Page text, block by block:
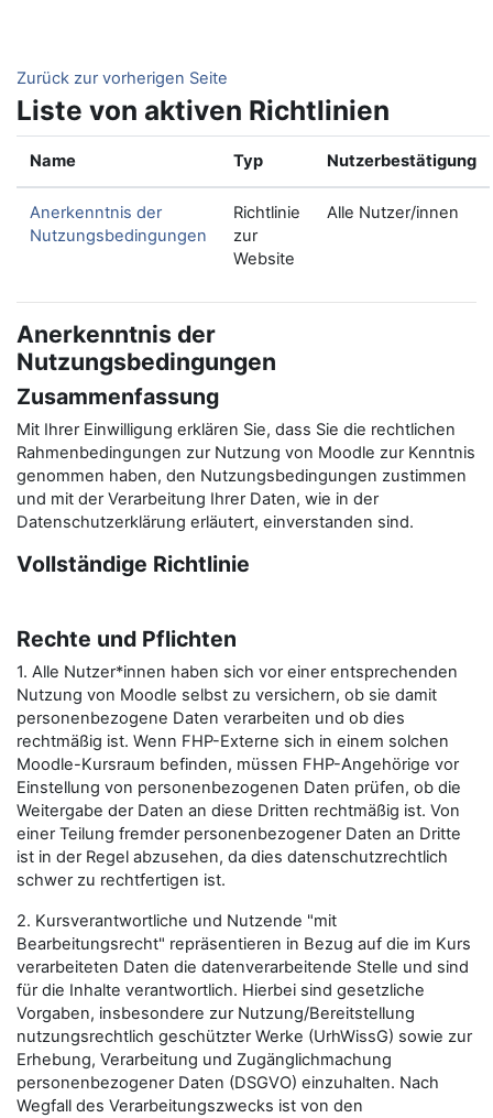
Zurück zur vorherigen Seite
Liste von aktiven Richtlinien
Name Typ Nutzerbestätigung
Anerkenntnis der
Nutzungsbedingungen
Richtlinie
zur
Website
Alle Nutzer/innen
Anerkenntnis der
Nutzungsbedingungen
Zusammenfassung
Mit Ihrer Einwilligung erklären Sie, dass Sie die rechtlichen
Rahmenbedingungen zur Nutzung von Moodle zur Kenntnis
genommen haben, den Nutzungsbedingungen zustimmen
und mit der Verarbeitung Ihrer Daten, wie in der
Datenschutzerklärung erläutert, einverstanden sind.
Vollständige Richtlinie
Rechte und Pflichten
1. Alle Nutzer*innen haben sich vor einer entsprechenden
Nutzung von Moodle selbst zu versichern, ob sie damit
personenbezogene Daten verarbeiten und ob dies
rechtmäßig ist. Wenn FHP-Externe sich in einem solchen
Moodle-Kursraum befinden, müssen FHP-Angehörige vor
Einstellung von personenbezogenen Daten prüfen, ob die
Weitergabe der Daten an diese Dritten rechtmäßig ist. Von
einer Teilung fremder personenbezogener Daten an Dritte
ist in der Regel abzusehen, da dies datenschutzrechtlich
schwer zu rechtfertigen ist.
2. Kursverantwortliche und Nutzende "mit
Bearbeitungsrecht" repräsentieren in Bezug auf die im Kurs
verarbeiteten Daten die datenverarbeitende Stelle und sind
für die Inhalte verantwortlich. Hierbei sind gesetzliche
Vorgaben, insbesondere zur Nutzung/Bereitstellung
nutzungsrechtlich geschützter Werke (UrhWissG) sowie zur
Erhebung, Verarbeitung und Zugänglichmachung
personenbezogener Daten (DSGVO) einzuhalten. Nach
Wegfall des Verarbeitungszwecks ist von den